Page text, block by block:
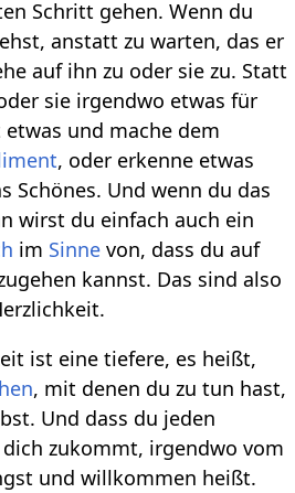
Schritt gehen. Wenn du
anstatt zu warten, das er
auf ihn zu oder sie zu. Statt
sie irgendwo etwas für
und mache dem
, oder erkenne etwas
Schönes. Und wenn du das
wirst du einfach auch ein
im Sinne von, dass du auf
kannst. Das sind also
ist eine tiefere, es heißt,
, mit denen du zu tun hast,
Und dass du jeden
zukommt, irgendwo vom
und willkommen heißt.